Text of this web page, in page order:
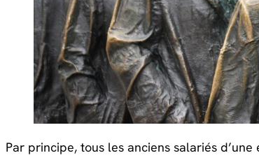
Par principe, tous les anciens salariés